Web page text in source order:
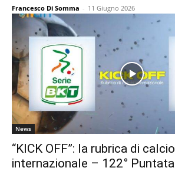
Francesco Di Somma - 11 Giugno 2026
News
“KICK OFF”: la rubrica di calcio
internazionale – 122° Puntata